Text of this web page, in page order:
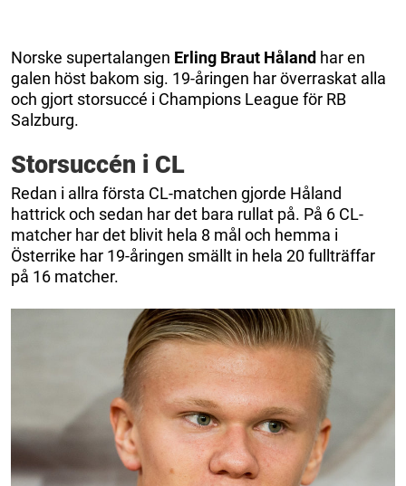
Norske supertalangen Erling Braut Håland har en
galen höst bakom sig. 19-åringen har överraskat alla
och gjort storsuccé i Champions League för RB
Salzburg.
Storsuccén i CL
Redan i allra första CL-matchen gjorde Håland
hattrick och sedan har det bara rullat på. På 6 CL-
matcher har det blivit hela 8 mål och hemma i
Österrike har 19-åringen smällt in hela 20 fullträffar
på 16 matcher.